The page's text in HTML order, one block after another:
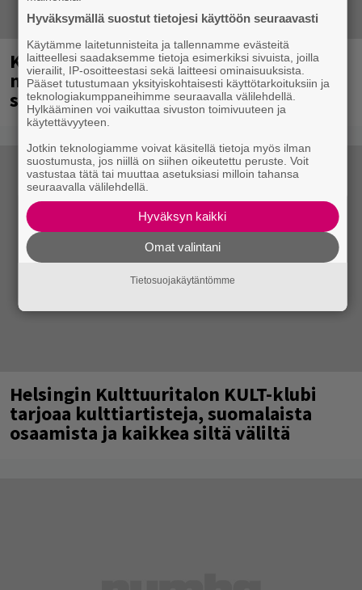
Kent mainittu, ja syystä: kovassa
nosteessa olevan ruotsalaisyhtye
saapuu Suomeen
Helsingin Kulttuuritalon KULT-klubi
tarjoaa kulttiartisteja, suomalaista
osaamista ja kaikkea siltä väliltä
Hyväksymällä suostut tietojesi käyttöön seuraavasti
Käytämme laitetunnisteita ja tallennamme evästeitä
laitteellesi saadaksemme tietoja esimerkiksi sivuista, joilla
vierailit, IP-osoitteestasi sekä laitteesi ominaisuuksista.
Pääset tutustumaan yksityiskohtaisesti käyttötarkoituksiin ja
teknologiakumppaneihimme seuraavalla välilehdellä.
Hylkääminen voi vaikuttaa sivuston toimivuuteen ja
käytettävyyteen.
Jotkin teknologiamme voivat käsitellä tietoja myös ilman
suostumusta, jos niillä on siihen oikeutettu peruste. Voit
vastustaa tätä tai muuttaa asetuksiasi milloin tahansa
seuraavalla välilehdellä.
Hyväksyn kaikki
Omat valintani
Tietosuojakäytäntömme